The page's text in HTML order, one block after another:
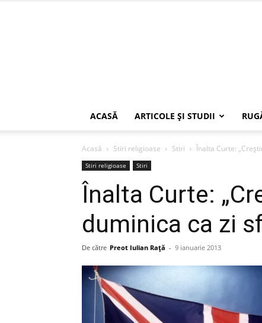
ACASĂ ARTICOLE ŞI STUDII
Acasă Stiri religioase Stiri Înalta Curte:
Stiri religioase Stiri
Înalta Curte:
duminica ca zi
De către Preot Iulian Raţă - 9 ianuarie 2013